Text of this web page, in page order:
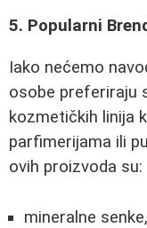
5. Popularni
Iako nećemo
osobe preferiraju
kozmetičkih linija
parfimerijama ili
ovih proizvoda su:
mineralne senke,